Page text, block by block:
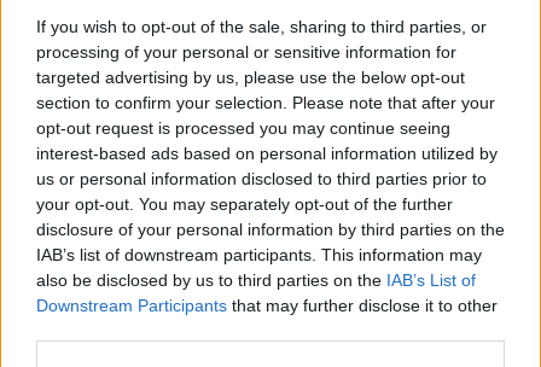
If you wish to opt-out of the sale, sharing to third parties, or
processing of your personal or sensitive information for
targeted advertising by us, please use the below opt-out
section to confirm your selection. Please note that after your
opt-out request is processed you may continue seeing
interest-based ads based on personal information utilized by
us or personal information disclosed to third parties prior to
your opt-out. You may separately opt-out of the further
disclosure of your personal information by third parties on the
IAB’s list of downstream participants. This information may
also be disclosed by us to third parties on the IAB’s List of
Downstream Participants that may further disclose it to other
Secciones destacadas